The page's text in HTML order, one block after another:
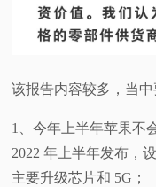
该报告内容较多，当中
1、今年上半年苹果不
2022 年上半年发布，
主要升级芯片和 5G；